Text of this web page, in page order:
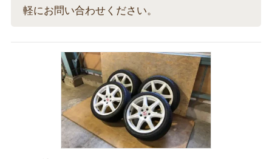
軽にお問い合わせください。